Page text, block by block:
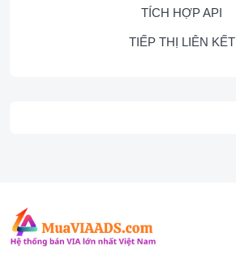
TÍCH HỢP API
TIẾP THỊ LIÊN KẾT